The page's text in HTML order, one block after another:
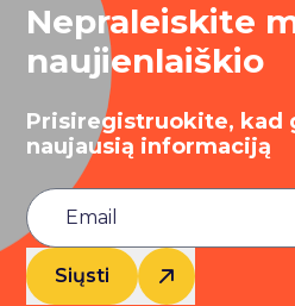
Nepraleiskite
naujienlaiškio
Prisiregistruokite, kad
naujausią informaciją
Siųsti